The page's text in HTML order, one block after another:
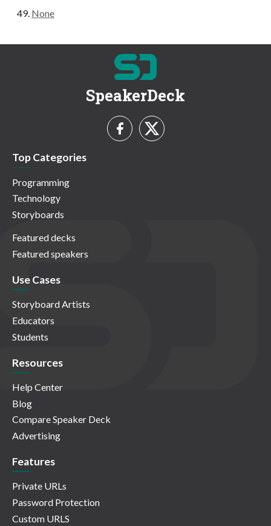
None
SpeakerDeck
Top Categories
Programming
Technology
Storyboards
Featured decks
Featured speakers
Use Cases
Storyboard Artists
Educators
Students
Resources
Help Center
Blog
Compare Speaker Deck
Advertising
Features
Private URLs
Password Protection
Custom URLS